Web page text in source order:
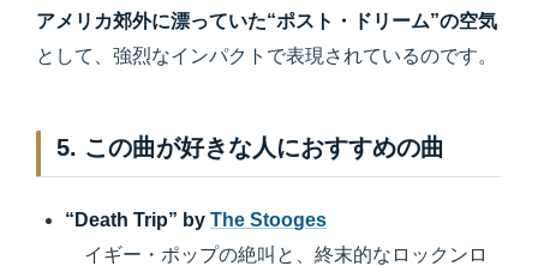
アメリカ郊外に漂っていた“ポスト・ドリーム”の空気
として、強烈なインパクトで表現されているのです。
5. この曲が好きな人におすすめの曲
“Death Trip” byThe Stooges
イギー・ポップの絶叫と、終末的なロックンロ